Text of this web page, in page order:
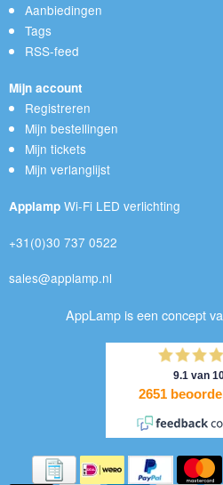
Aanbiedingen
Tags
RSS-feed
Mijn account
Registreren
Mijn bestellingen
Mijn tickets
Mijn verlanglijst
Applamp Wi-Fi LED verlichting
+31(0)30 737 0522
sales@applamp.nl
AppLamp is een concept